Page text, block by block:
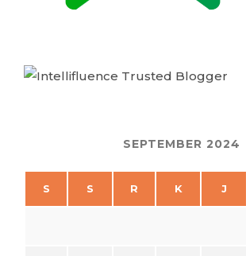
SEPTEMBER 2024
S S R K J